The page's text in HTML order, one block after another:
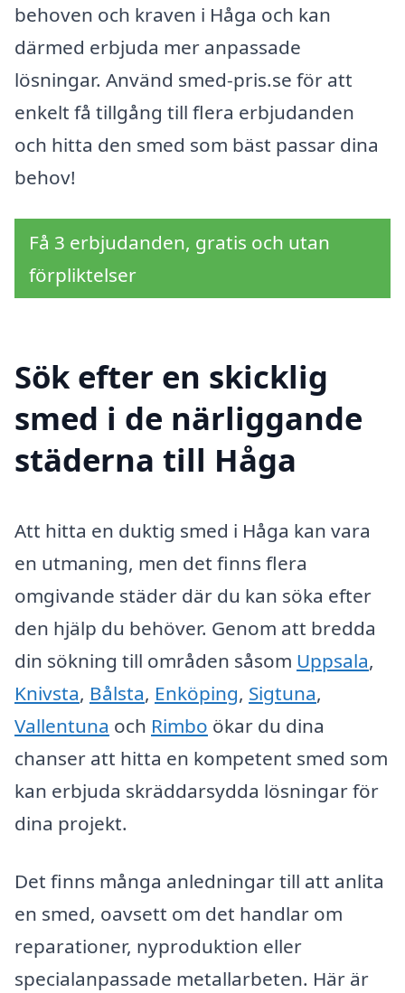
behoven och kraven i Håga och kan
därmed erbjuda mer anpassade
lösningar. Använd smed-pris.se för att
enkelt få tillgång till flera erbjudanden
och hitta den smed som bäst passar dina
behov!
Få 3 erbjudanden, gratis och utan
förpliktelser
Sök efter en skicklig
smed i de närliggande
städerna till Håga
Att hitta en duktig smed i Håga kan vara
en utmaning, men det finns flera
omgivande städer där du kan söka efter
den hjälp du behöver. Genom att bredda
din sökning till områden såsom Uppsala,
Knivsta, Bålsta, Enköping, Sigtuna,
Vallentuna och Rimbo ökar du dina
chanser att hitta en kompetent smed som
kan erbjuda skräddarsydda lösningar för
dina projekt.
Det finns många anledningar till att anlita
en smed, oavsett om det handlar om
reparationer, nyproduktion eller
specialanpassade metallarbeten. Här är